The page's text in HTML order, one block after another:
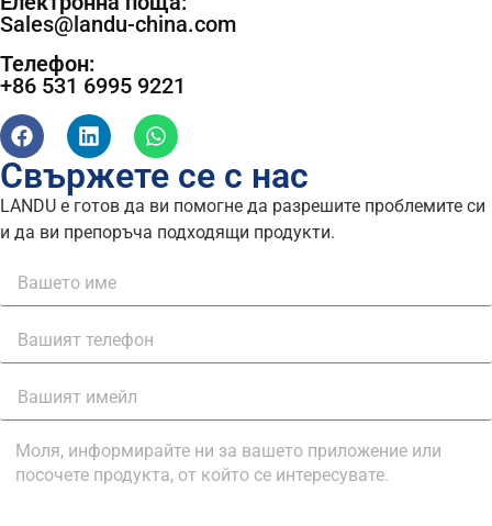
Sales@landu-china.com
Телефон:
+86 531 6995 9221
Свържете се с нас
LANDU е готов да ви помогне да разрешите проблемите си
и да ви препоръча подходящи продукти.